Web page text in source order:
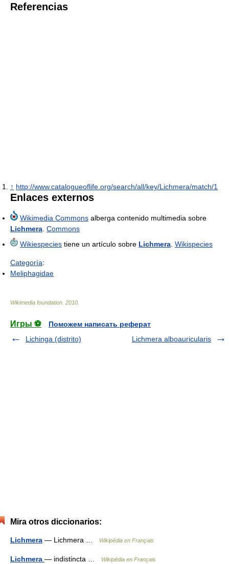
Referencias
↑ http://www.catalogueoflife.org/search/all/key/Lichmera/match/1
Enlaces externos
Wikimedia Commons alberga contenido multimedia sobre
Lichmera Commons
Wikiespecies tiene un artículo sobre Lichmera Wikispecies
Categoría:
Meliphagidae
Wikimedia foundation 2010
Игры ⚽
Поможем написать реферат
Lichinga (distrito)
Lichmera alboauricularis
Mira otros diccionarios:
Lichmera — Lichmera … Wikipédia en Français
Lichmera — indistincta … Wikipédia en Français